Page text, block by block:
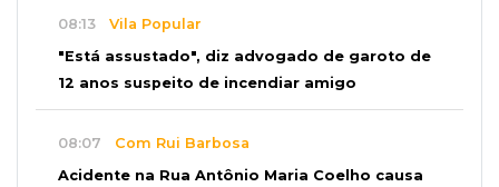
08:13 Vila Popular
"Está assustado", diz advogado de garoto de
12 anos suspeito de incendiar amigo
08:07 Com Rui Barbosa
Acidente na Rua Antônio Maria Coelho causa